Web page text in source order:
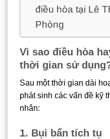
điều hòa tại Lê
Phòng
Vì sao điều hòa
thời gian sử
Sau một thời gian dài
phát sinh các vấn đề kỹ
nhân:
1. Bụi bẩn tích tụ